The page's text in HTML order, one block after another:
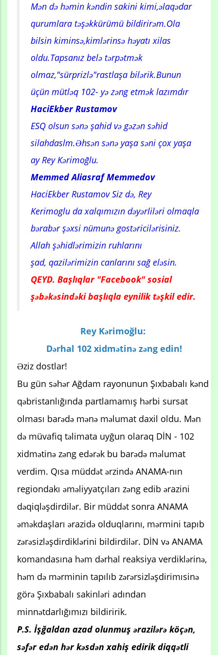
Mən də həmin kəndin sakini kimi,əlaqədar
qurumlara təşəkkürümü bildirirəm.Ola
bilsin kiminsə,kimlərinsə həyatı xilas
oldu.Tapsanız belə tərpətmək
olmaz,"sürprizlə"rastlaşa bilərik.Bunun
üçün mütləq 102- yə zəng etmək lazımdır
HaciEkber Rustamov
ESQ olsun sənə şahid və gəzən səhid
silahdaslm.Əhsən sənə yaşa səni çox yaşa
ay Rey Kərimoğlu.
Memmed Aliasraf Memmedov
HaciEkber Rustamov Siz də, Rey
Kerimoglu da xalqımızın dəyərliləri olmaqla
bərabər şəxsi nümunə gostəricilərisiniz.
Allah şəhidlərimizin ruhlarını
şad, qazilərimizin canlarını sağ eləsin.
QEYD. Başlıqlar "Facebook" sosial
şəbəkəsindəki başlıqla eynilik təşkil edir.
Rey Kərimoğlu:
Dərhal 102 xidmətinə zəng edin!
Əziz dostlar!
Bu gün səhər Ağdam rayonunun Şıxbabalı kənd
qəbristanlığında partlamamış hərbi sursat
olması barədə mənə məlumat daxil oldu. Mən
də müvafiq təlimata uyğun olaraq DİN - 102
xidmətinə zəng edərək bu barədə məlumat
verdim. Qısa müddət ərzində ANAMA-nın
regiondakı əməliyyatçıları zəng edib ərazini
dəqiqləşdirdilər. Bir müddət sonra ANAMA
əməkdaşları ərazidə olduqlarını, mərmini tapıb
zərəsizləşdirdiklərini bildirdilər. DİN və ANAMA
komandasına həm dərhal reaksiya verdiklərinə,
həm də mərminin tapılıb zərərsizləşdirimısinə
görə Şıxbabalı sakinləri adından
minnətdarlığımızı bildiririk.
P.S. İşğaldan azad olunmuş ərazilərə köçən,
səfər edən hər kəsdən xahiş edirik diqqətli